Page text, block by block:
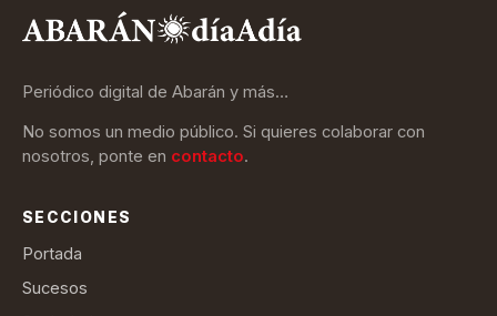
Periódico digital de Abarán y más…
No somos un medio público. Si quieres colaborar con
nosotros, ponte en contacto.
SECCIONES
Portada
Sucesos